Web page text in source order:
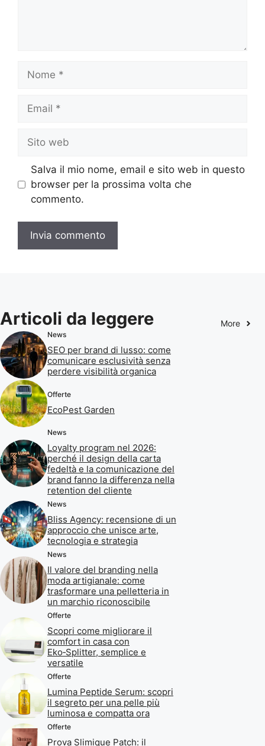
web
Salva il mio nome, email e sito web in questo
browser per la prossima volta che
commento.
Articoli da leggere More
News
SEO per brand di lusso: come
comunicare esclusività senza
perdere visibilità organica
Offerte
EcoPest Garden
News
Loyalty program nel 2026:
perché il design della carta
fedeltà e la comunicazione del
brand fanno la differenza nella
retention del cliente
News
Bliss Agency: recensione di un
approccio che unisce arte,
tecnologia e strategia
News
Il valore del branding nella
moda artigianale: come
trasformare una pelletteria in
un marchio riconoscibile
Offerte
Scopri come migliorare il
comfort in casa con
Eko‑Splitter, semplice e
versatile
Offerte
Lumina Peptide Serum: scopri
il segreto per una pelle più
luminosa e compatta ora
Offerte
Prova Slimique Patch: il